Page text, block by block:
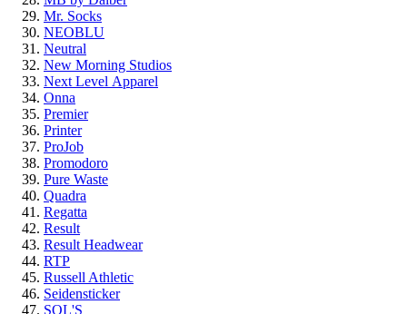
Mr. Socks
NEOBLU
Neutral
New Morning Studios
Next Level Apparel
Onna
Premier
Printer
ProJob
Promodoro
Pure Waste
Quadra
Regatta
Result
Result Headwear
RTP
Russell Athletic
Seidensticker
SOL'S